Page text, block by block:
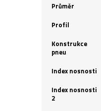
Průměr
Profil
Konstrukce
pneu
Index nosnosti
Index nosnosti
2